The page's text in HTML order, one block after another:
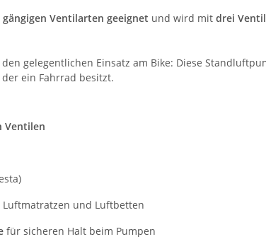
Ventilarten geeignet und wird mit drei
gelegentlichen Einsatz am Bike: Diese
ein Fahrrad besitzt.
Ventilen
Luftmatratzen und Luftbetten
für sicheren Halt beim Pumpen